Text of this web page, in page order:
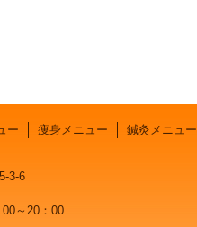
ー 痩身メニュー 鍼灸メニュー
3-6
～20：00